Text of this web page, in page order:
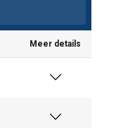
Meer details